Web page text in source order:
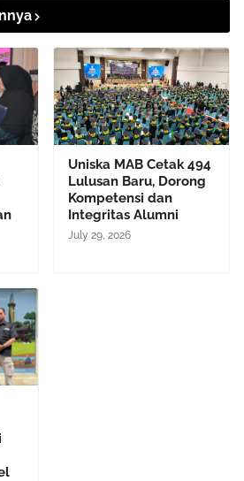
Uniska MAB Cetak 494
Lulusan Baru, Dorong
Kompetensi dan
Integritas Alumni
July 29, 2026